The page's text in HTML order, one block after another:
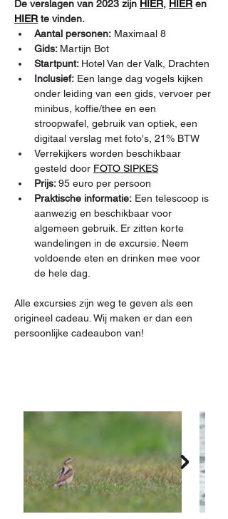
De verslagen van 2023 zijn HIER, HIER en
HIER te vinden.
Aantal personen: Maximaal 8
Gids: Martijn Bot
Startpunt: Hotel Van der Valk, Drachten
Inclusief: Een lange dag vogels kijken
onder leiding van een gids, vervoer per
minibus, koffie/thee en een
stroopwafel, gebruik van optiek, een
digitaal verslag met foto's, 21% BTW
Verrekijkers worden beschikbaar
gesteld door FOTO SIPKES
Prijs: 95 euro per persoon
Praktische informatie: Een telescoop is
aanwezig en beschikbaar voor
algemeen gebruik. Er zitten korte
wandelingen in de excursie. Neem
voldoende eten en drinken mee voor
de hele dag.
Alle excursies zijn weg te geven als een
origineel cadeau. Wij maken er dan een
persoonlijke cadeaubon van!